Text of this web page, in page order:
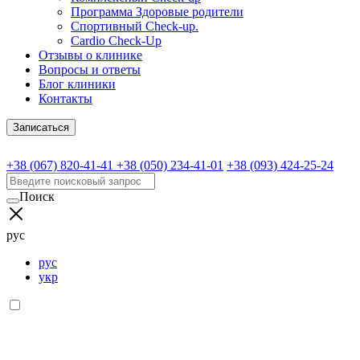
Программа Здоровые родители
Спортивный Check-up.
Cardio Check-Up
Отзывы о клинике
Вопросы и ответы
Блог клиники
Контакты
Записаться
+38 (067) 820-41-41 +38 (050) 234-41-01 +38 (093) 424-25-24
Поиск
рус
рус
укр